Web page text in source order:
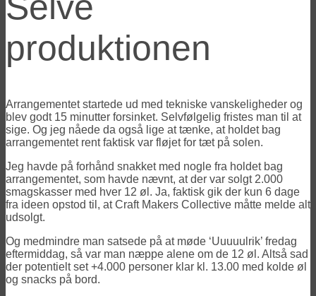
produktionen
Arrangementet startede ud med tekniske vanskeligheder og
blev godt 15 minutter forsinket. Selvfølgelig fristes man til at
sige. Og jeg nåede da også lige at tænke, at holdet bag
arrangementet rent faktisk var fløjet for tæt på solen.
Jeg havde på forhånd snakket med nogle fra holdet bag
arrangementet, som havde nævnt, at der var solgt 2.000
smagskasser med hver 12 øl. Ja, faktisk gik der kun 6 dage
fra ideen opstod til, at Craft Makers Collective måtte melde alt
udsolgt.
Og medmindre man satsede på at møde ‘Uuuuulrik’ fredag
eftermiddag, så var man næppe alene om de 12 øl. Altså sad
der potentielt set +4.000 personer klar kl. 13.00 med kolde øl
og snacks på bord.